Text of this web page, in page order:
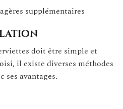
supplémentaires
doit être simple et
il existe diverses méthodes
ses avantages.